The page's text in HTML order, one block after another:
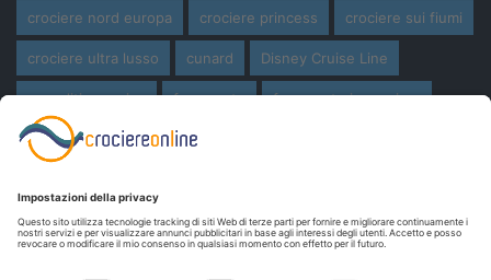
crociere nord europa crociere princess crociere sui fiumi
crociere ultra lusso cunard Disney Cruise Line
expedition cruise ferragosto ferragosto in crociera
giro del mondo miami
oceania cruises Pasqua Pasqua in crociera